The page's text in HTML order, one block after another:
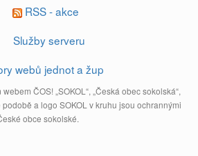
RSS - akce
Služby serveru
webů jednot a žup
ČOS! „SOKOL“, „Česká obec sokolská“,
podobě a logo SOKOL v kruhu jsou ochrannými
obce sokolské.